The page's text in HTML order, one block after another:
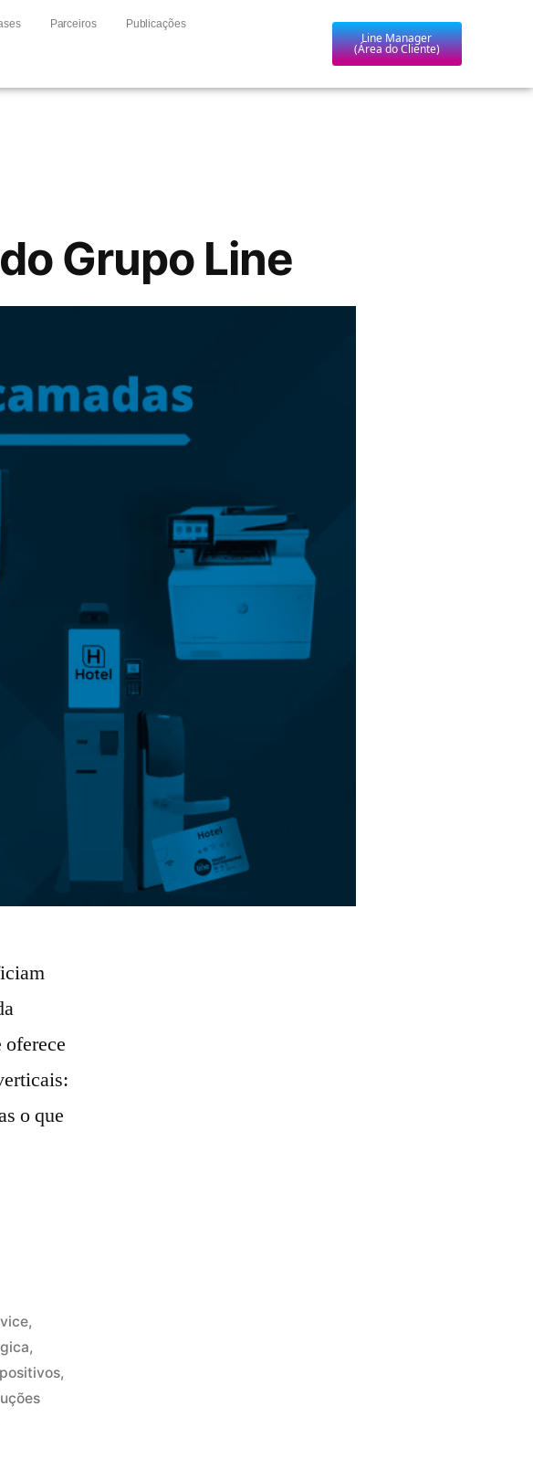
Parceiros Publicações
Line Manager
(Área do Cliente)
Grupo Line
oferece
o que
,
,
,